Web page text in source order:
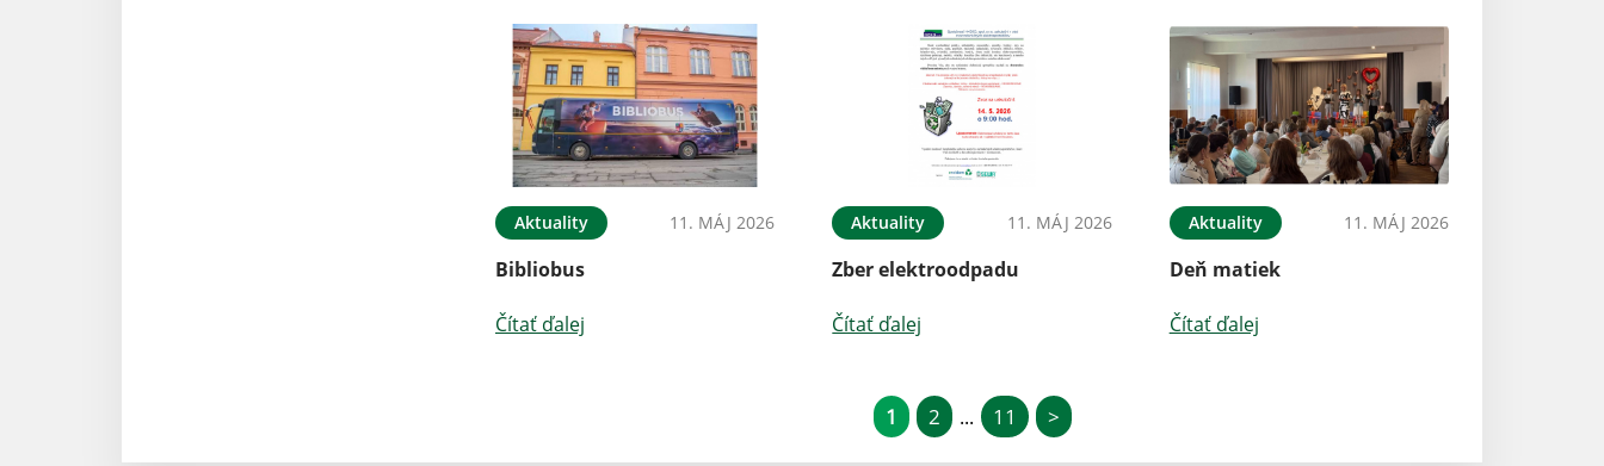
Aktuality 11. MÁJ 2026
Bibliobus
Čítať ďalej
Aktuality 11. MÁJ 2026
Zber elektroodpadu
Čítať ďalej
Aktuality 11. MÁJ 2026
Deň matiek
Čítať ďalej
1 2 ... 11 >